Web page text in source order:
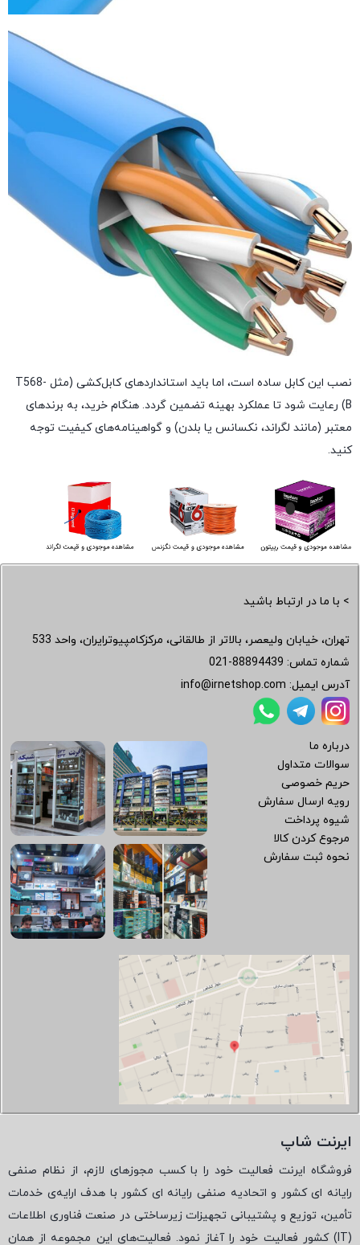
نصب این کابل ساده است، اما باید استانداردهای کابل‌کشی (مثل T568-
B) رعایت شود تا عملکرد بهینه تضمین گردد. هنگام خرید، به برندهای
معتبر (مانند لگراند، نکسانس یا بلدن) و گواهینامه‌های کیفیت توجه
کنید.
> با ما در ارتباط باشید
تهران، خیابان ولیعصر، بالاتر از طالقانی، مرکزکامپیوترایران، واحد 533
شماره تماس: 021-88894439
آدرس ایمیل: info@irnetshop.com
درباره ما
سوالات متداول
حریم خصوصی
رویه ارسال سفارش
شیوه پرداخت
مرجوع کردن کالا
نحوه ثبت سفارش
ایرنت شاپ
فروشگاه ایرنت فعالیت خود را با کسب مجوزهای لازم، از نظام صنفی
رایانه ای کشور و اتحادیه صنفی رایانه ای کشور با هدف ارایه‌ی خدمات
تأمین، توزیع و پشتیبانی تجهیزات زیرساختی در صنعت فناوری اطلاعات
(
IT) کشور فعالیت خود را آغاز نمود. فعالیت‌های این مجموعه از همان